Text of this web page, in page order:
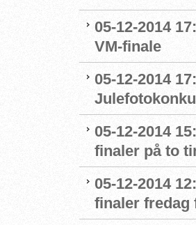
05-12-2014
VM-finale
05-12-2014
05-12-2014
finaler på to
05-12-2014
finaler fredag